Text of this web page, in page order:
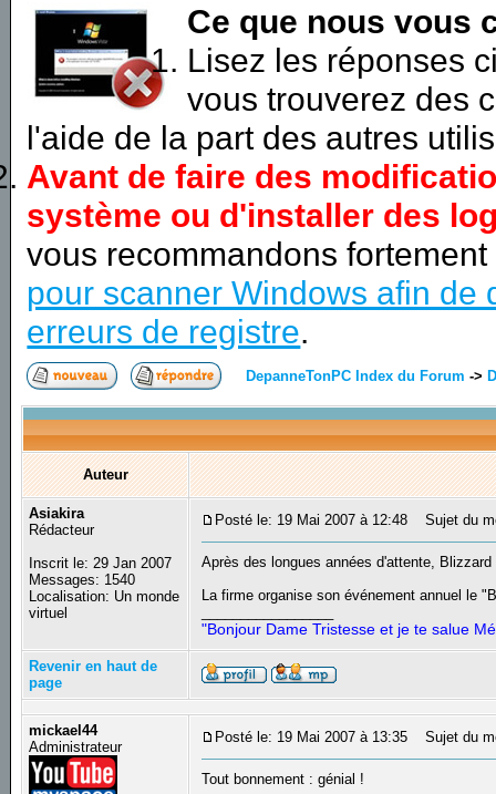
Ce que nous vous
Lisez les réponses
vous trouverez des
l'aide de la part des autres
Avant de faire des
système ou d'installer des
vous recommandons
pour scanner Windows afin de
erreurs de registre.
DepanneTonPC Index du Forum ->
Auteur
Asiakira
Rédacteur
Inscrit le: 29 Jan 2007
Messages: 1540
Localisation: Un monde
virtuel
Posté le: 19 Mai 2007 à 12:48 Sujet du
Après des longues années d'attente,
La firme organise son événement annuel le
"Bonjour Dame Tristesse et je te salue
Revenir en haut de
page
mickael44
Administrateur
Posté le: 19 Mai 2007 à 13:35 Sujet du
Tout bonnement : génial !